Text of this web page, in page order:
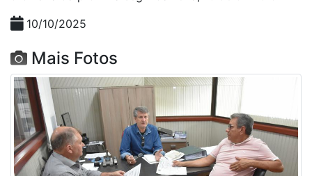
10/10/2025
Mais Fotos